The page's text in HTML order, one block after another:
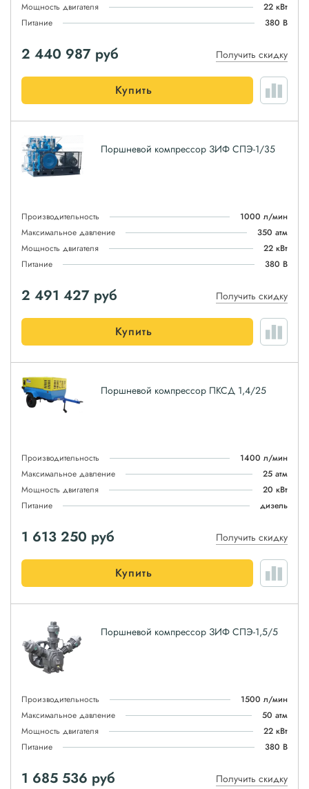
Мощность двигателя
22 кВт
Питание
380 В
2 440 987 руб Получить скидку
Купить
Поршневой компрессор ЗИФ СПЭ-1/35
Производительность
1000 л/мин
Максимальное давление
350 атм
Мощность двигателя
22 кВт
Питание
380 В
2 491 427 руб Получить скидку
Купить
Поршневой компрессор ПКСД 1,4/25
Производительность
1400 л/мин
Максимальное давление
25 атм
Мощность двигателя
20 кВт
Питание
дизель
1 613 250 руб Получить скидку
Купить
Поршневой компрессор ЗИФ СПЭ-1,5/5
Производительность
1500 л/мин
Максимальное давление
50 атм
Мощность двигателя
22 кВт
Питание
380 В
1 685 536 руб Получить скидку